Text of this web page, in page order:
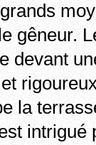
gêneur.
devant
la